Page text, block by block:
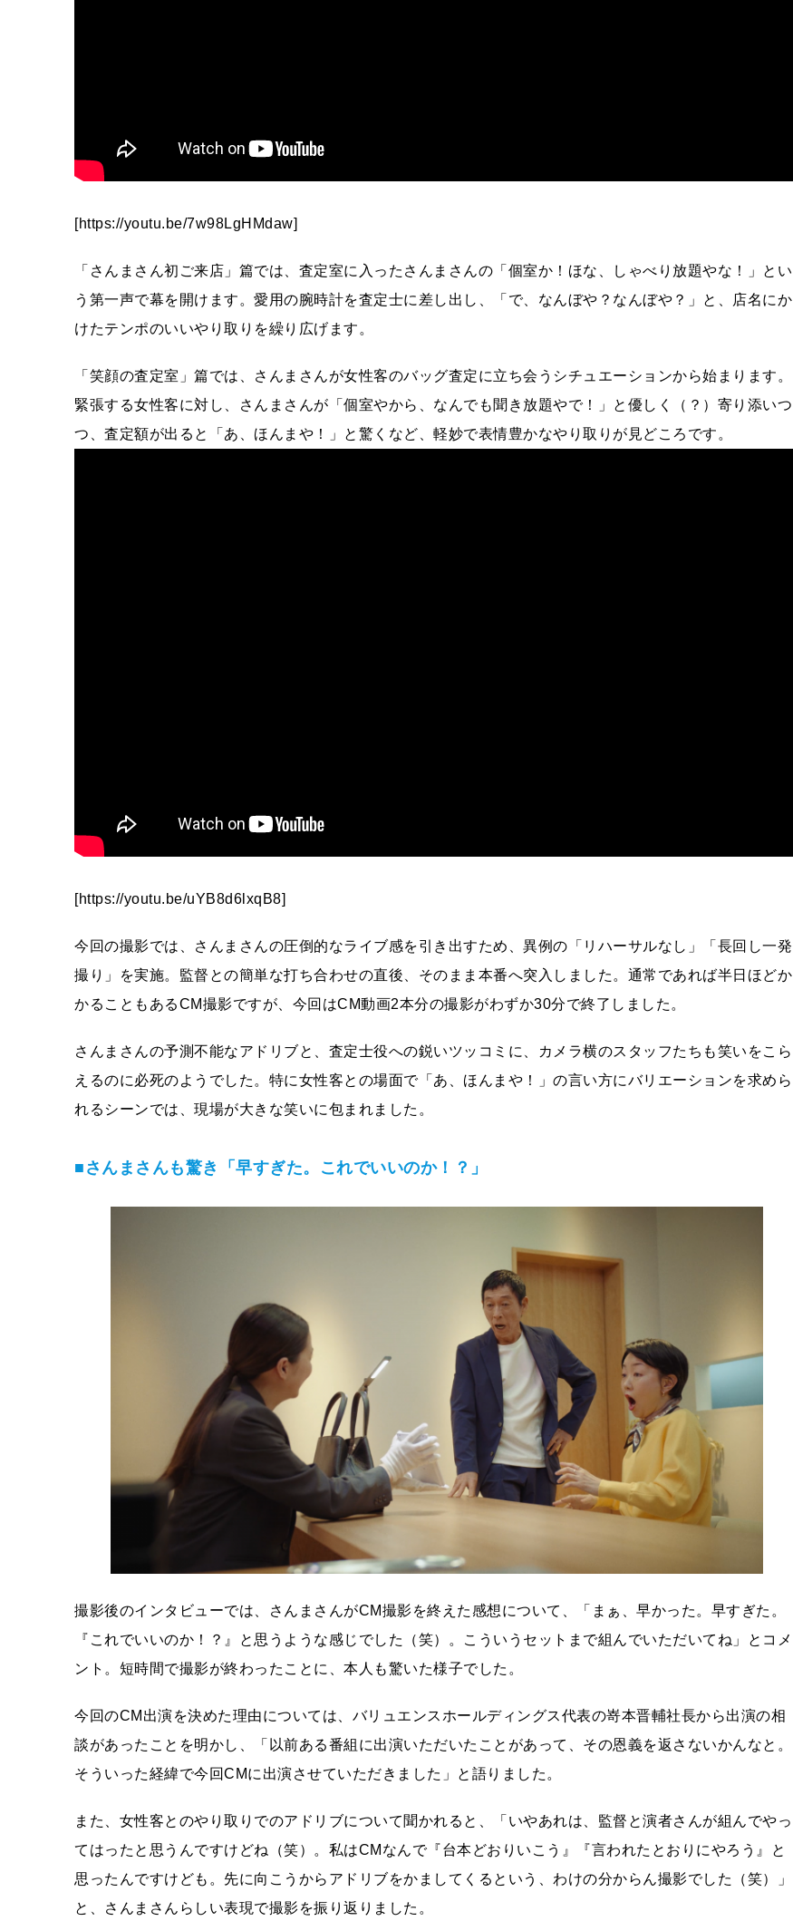
[https://youtu.be/7w98LgHMdaw]
「さんまさん初ご来店」篇では、査定室に入ったさんまさんの「個室か！ほな、しゃべり放題やな！」とい
う第一声で幕を開けます。愛用の腕時計を査定士に差し出し、「で、なんぼや？なんぼや？」と、店名にか
けたテンポのいいやり取りを繰り広げます。
「笑顔の査定室」篇では、さんまさんが女性客のバッグ査定に立ち会うシチュエーションから始まります。
緊張する女性客に対し、さんまさんが「個室やから、なんでも聞き放題やで！」と優しく（？）寄り添いつ
つ、査定額が出ると「あ、ほんまや！」と驚くなど、軽妙で表情豊かなやり取りが見どころです。
[https://youtu.be/uYB8d6lxqB8]
今回の撮影では、さんまさんの圧倒的なライブ感を引き出すため、異例の「リハーサルなし」「長回し一発
撮り」を実施。監督との簡単な打ち合わせの直後、そのまま本番へ突入しました。通常であれば半日ほどか
かることもあるCM撮影ですが、今回はCM動画2本分の撮影がわずか30分で終了しました。
さんまさんの予測不能なアドリブと、査定士役への鋭いツッコミに、カメラ横のスタッフたちも笑いをこら
えるのに必死のようでした。特に女性客との場面で「あ、ほんまや！」の言い方にバリエーションを求めら
れるシーンでは、現場が大きな笑いに包まれました。
■さんまさんも驚き「早すぎた。これでいいのか！？」
撮影後のインタビューでは、さんまさんがCM撮影を終えた感想について、「まぁ、早かった。早すぎた。
『これでいいのか！？』と思うような感じでした（笑）。こういうセットまで組んでいただいてね」とコメ
ント。短時間で撮影が終わったことに、本人も驚いた様子でした。
今回のCM出演を決めた理由については、バリュエンスホールディングス代表の嵜本晋輔社長から出演の相
談があったことを明かし、「以前ある番組に出演いただいたことがあって、その恩義を返さないかんなと。
そういった経緯で今回CMに出演させていただきました」と語りました。
また、女性客とのやり取りでのアドリブについて聞かれると、「いやあれは、監督と演者さんが組んでやっ
てはったと思うんですけどね（笑）。私はCMなんで『台本どおりいこう』『言われたとおりにやろう』と
思ったんですけども。先に向こうからアドリブをかましてくるという、わけの分からん撮影でした（笑）」
と、さんまさんらしい表現で撮影を振り返りました。